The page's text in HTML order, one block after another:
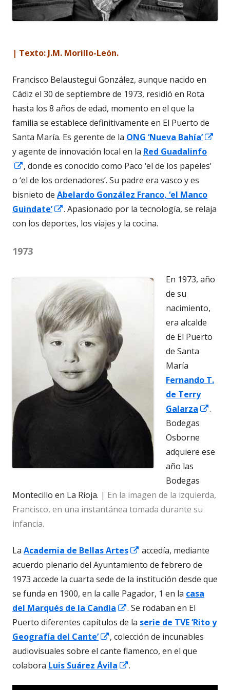
| Texto: J.M. Morillo-León.
Francisco Belaustegui González, aunque nacido en
Cádiz el 30 de septiembre de 1973, residió en Rota
hasta los 8 años de edad, momento en el que la
familia se establece definitivamente en El Puerto de
Santa María. Es gerente de la ONG ‘Nueva Bahía’
y agente de innovación local en la Red Guadalinfo
Abrir
en
una
ventana
nueva
, donde es conocido como Paco ‘el de los papeles’
o ‘el de los ordenadores’. Su padre era vasco y es
bisnieto de Abelardo González Franco, ‘el Manco
Guindate’
Abrir
en
. Apasionado por la tecnología, se relaja
con los deportes, los viajes y la cocina.
1973
En 1973, año
de su
nacimiento,
era alcalde
de El Puerto
de Santa
María
Fernando T.
de Terry
Galarza
Abrir
.
Bodegas
Osborne
adquiere ese
año las
Bodegas
Montecillo en La Rioja. | En la imagen de la izquierda,
Francisco, en una instantánea tomada durante su
infancia.
La Academia de Bellas Artes
Abrir
en
una
ventana
nueva
accedía, mediante
acuerdo plenario del Ayuntamiento de febrero de
1973 accede la cuarta sede de la institución desde que
se funda en 1900, en la calle Pagador, 1 en la casa
del Marqués de la Candia
Abrir
en
una
ventana
nueva
. Se rodaban en El
Puerto diferentes capítulos de la serie de TVE ‘Rito y
Geografía del Cante’
Abrir
en
una
, colección de incunables
audiovisuales sobre el cante flamenco, en el que
colabora Luis Suárez Ávila
Abrir
.